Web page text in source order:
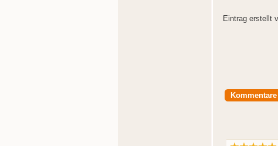
Eintrag erstellt
Kommentare